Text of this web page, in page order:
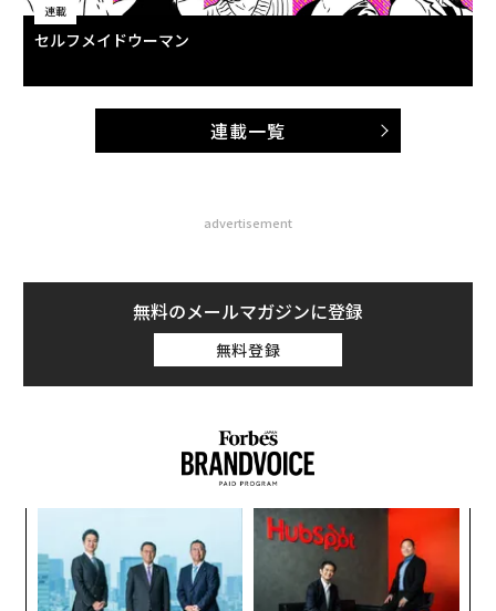
連載
セルフメイドウーマン
連載一覧
advertisement
無料のメールマガジンに登録
無料登録